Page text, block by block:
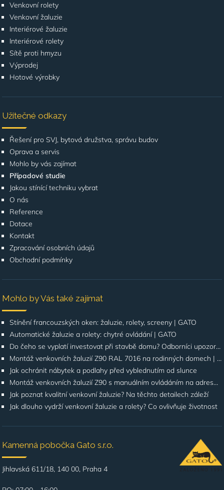
Venkovní rolety
Venkovní žaluzie
Interiérové žaluzie
Interiérové rolety
Sítě proti hmyzu
Výprodej
Hotové výrobky
Užitečné odkazy
Řešení pro SVJ, bytová družstva, správu budov
Oprava a servis
Mohlo by vás zajímat
Případové studie
Jakou stínící techniku vybrat
O nás
Reference
Dotace
Kontakt
Zpracování osobních údajů
Obchodní podmínky
Mohlo by Vás také zajímat
Stínění francouzských oken: žaluzie, rolety, screeny | GATO
Automatické žaluzie a rolety: chytré ovládání | GATO
Do čeho se vyplatí investovat při stavbě domu? Odborníci upozorňují na stínění oken
Montáž venkovních žaluzií Z90 RAL 7016 na rodinných domech | Případová studie
Jak ochránit nábytek a podlahy před vyblednutím od slunce
Montáž venkovních žaluzií Z90 s manuálním ovládáním na adrese Štúrova, Praha 4
Jak poznat kvalitní venkovní žaluzie? Na těchto detailech záleží
Jak dlouho vydrží venkovní žaluzie a rolety? Co ovlivňuje životnost
Kamenná pobočka Gato s.r.o.
Jihlavská 611/18, 140 00, Praha 4